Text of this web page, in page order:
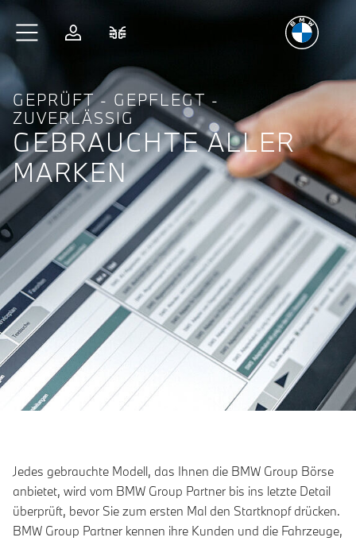
Zum Hauptinhalt springen
Anmelden
GEPRÜFT - GEPFLEGT -
ZUVERLÄSSIG
GEBRAUCHTE ALLER
MARKEN
Jedes gebrauchte Modell, das Ihnen die BMW Group Börse
anbietet, wird vom BMW Group Partner bis ins letzte Detail
überprüft, bevor Sie zum ersten Mal den Startknopf drücken.
BMW Group Partner kennen ihre Kunden und die Fahrzeuge,